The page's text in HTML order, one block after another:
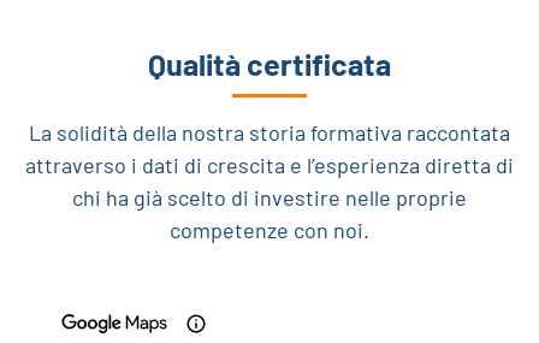
Qualità certificata
La solidità della nostra storia formativa raccontata
attraverso i dati di crescita e l’esperienza diretta di
chi ha già scelto di investire nelle proprie
competenze con noi.